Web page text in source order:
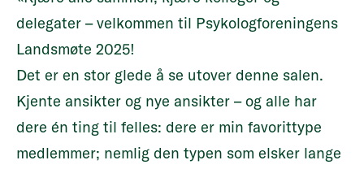
delegater – velkommen til Psykologforeningens
Landsmøte 2025!
Det er en stor glede å se utover denne salen.
Kjente ansikter og nye ansikter – og alle har
dere én ting til felles: dere er min favorittype
medlemmer; nemlig den typen som elsker lange